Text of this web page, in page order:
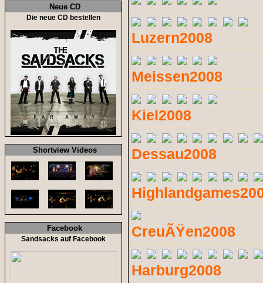
Neue CD
Die neue CD bestellen
Shortview Videos
Facebook
Sandsacks auf Facebook
Luzern2008
Meissen2008
Kiel2008
Dessau2008
CreuÃŸen2008
Harburg2008